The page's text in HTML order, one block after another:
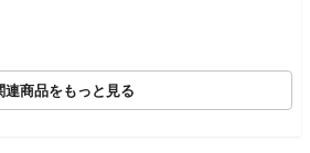
連商品をもっと見る